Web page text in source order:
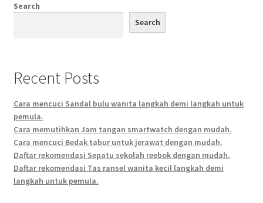
Search
Search
Recent Posts
Cara mencuci Sandal bulu wanita langkah demi langkah untuk
pemula.
Cara memutihkan Jam tangan smartwatch dengan mudah.
Cara mencuci Bedak tabur untuk jerawat dengan mudah.
Daftar rekomendasi Sepatu sekolah reebok dengan mudah.
Daftar rekomendasi Tas ransel wanita kecil langkah demi
langkah untuk pemula.